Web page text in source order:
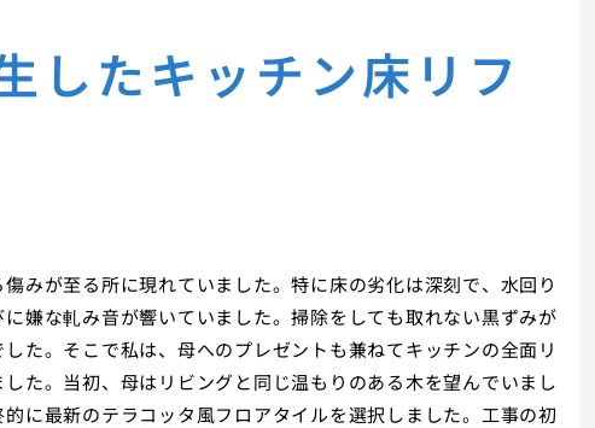
したキッチン床リフ
みが至る所に現れていました。特に床の劣化は深刻で、水回り
嫌な軋み音が響いていました。掃除をしても取れない黒ずみが
た。そこで私は、母へのプレゼントも兼ねてキッチンの全面リ
た。当初、母はリビングと同じ温もりのある木を望んでいまし
に最新のテラコッタ風フロアタイルを選択しました。工事の初